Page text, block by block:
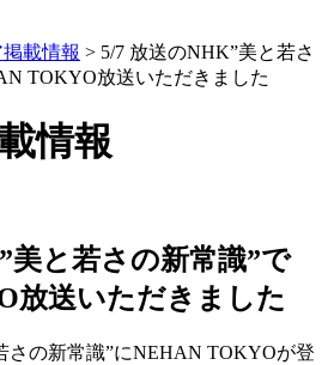
掲載情報 > 5/7 放送のNHK”美と若さ
TOKYO放送いただきました
情報
美と若さの新常識”で
放送いただきました
さの新常識”にNEHAN TOKYOが登